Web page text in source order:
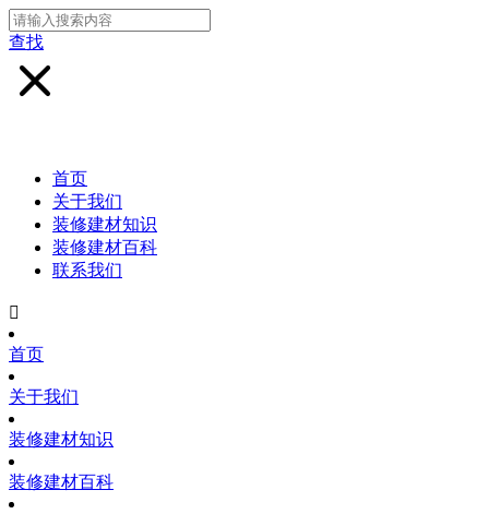
查找
首页
关于我们
装修建材知识
装修建材百科
联系我们

首页
关于我们
装修建材知识
装修建材百科